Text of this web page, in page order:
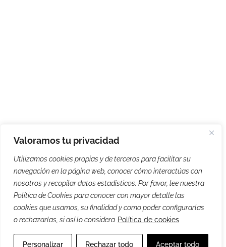
Valoramos tu privacidad
Utilizamos cookies propias y de terceros para facilitar su
navegación en la página web, conocer cómo interactúas con
nosotros y recopilar datos estadísticos. Por favor, lee nuestra
Política de Cookies para conocer con mayor detalle las
cookies que usamos, su finalidad y como poder configurarlas
o rechazarlas, si así lo considera Política de cookies
Personalizar Rechazar todo Aceptar todo